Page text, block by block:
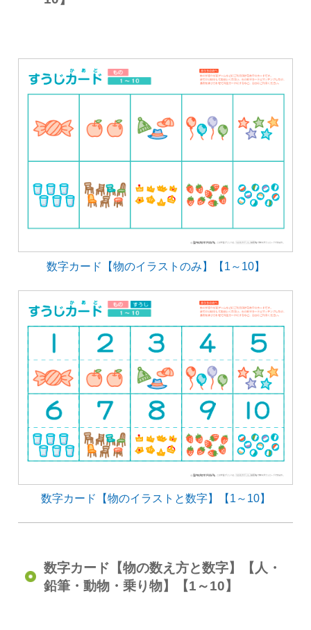
数字カード【物のイラストのみ】【1～10】
数字カード【物のイラストと数字】【1～10】
数字カード【物の数え方と数字】【人・
鉛筆・動物・乗り物】【1～10】